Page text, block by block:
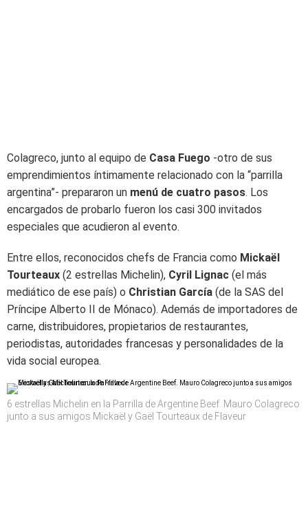
Colagreco, junto al equipo de Casa Fuego -otro de sus
emprendimientos íntimamente relacionado con la “parrilla
argentina”- prepararon un menú de cuatro pasos. Los
encargados de probarlo fueron los casi 300 invitados
especiales que acudieron al evento.
Entre ellos, reconocidos chefs de Francia como Mickaël
Tourteaux (2 estrellas Michelin), Cyril Lignac (el más
mediático de ese país) o Christian García (de la SAS del
Príncipe Alberto II de Mónaco). Además de importadores de
carne, distribuidores, propietarios de restaurantes,
periodistas, autoridades francesas y personalidades de la
vida social europea.
6 estrellas Michelin en la Parrilla de Argentine Beef. Mauro Colagreco
junto a sus amigos Mickaël y Gaël Tourteaux de Flaveur